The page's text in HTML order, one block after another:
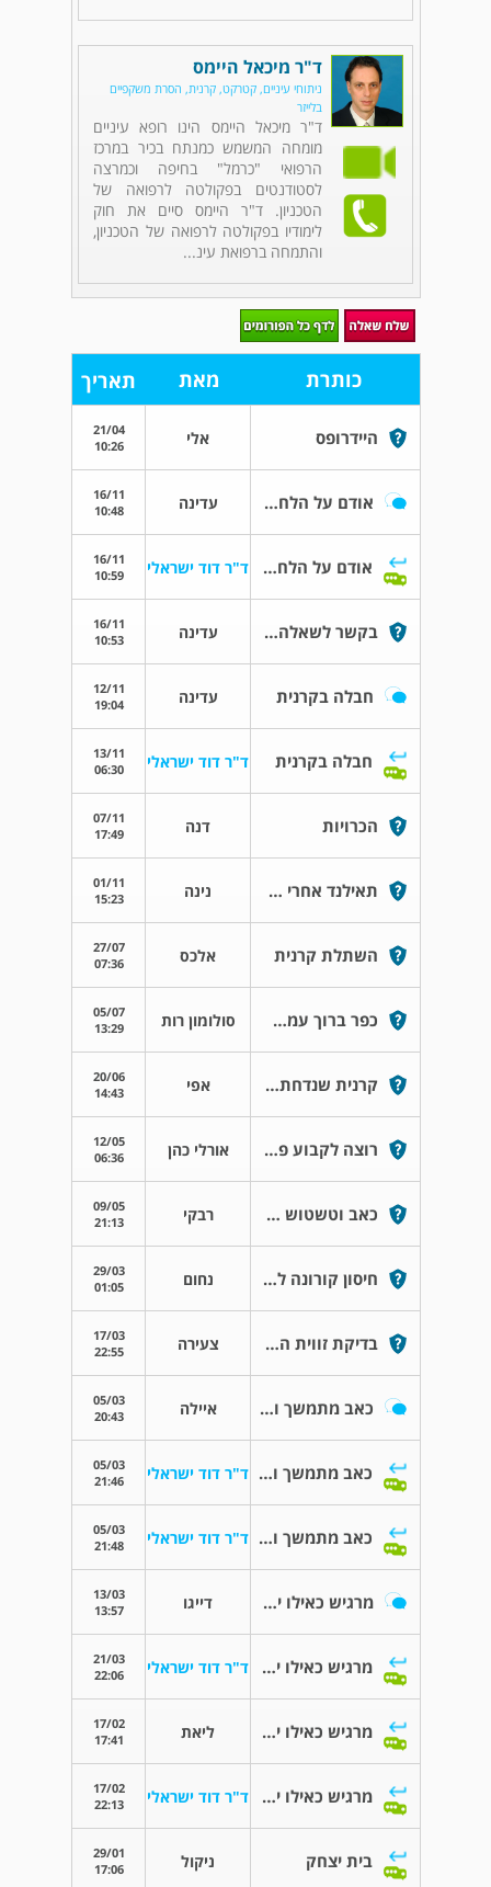
ד"ר מיכאל היימס
ניתוחי עיניים, קטרקט, קרנית, הסרת משקפיים
בלייזר
ד"ר מיכאל היימס הינו רופא עיניים
מומחה המשמש כמנתח בכיר במרכז
הרפואי "כרמל" בחיפה וכמרצה
לסטודנטים בפקולטה לרפואה של
הטכניון. ד"ר היימס סיים את חוק
לימודיו בפקולטה לרפואה של הטכניון,
והתמחה ברפואת עינ...
כותרת מאת תאריך
היידרופס אלי
21/04
10:26
אודם על הלחמית בעין ימין עדינה
16/11
10:48
אודם על הלחמית בעין ימין ד"ר דוד ישראלי
16/11
10:59
בקשר לשאלה על האדמומיות בעין עדינה
16/11
10:53
חבלה בקרנית עדינה
12/11
19:04
חבלה בקרנית ד"ר דוד ישראלי
13/11
06:30
הכרויות דנה
07/11
17:49
תאילנד אחרי שבוע נינה
01/11
15:23
השתלת קרנית אלכס
27/07
07:36
כפר ברוך עמק יזרעאל סולומון רות
05/07
13:29
קרנית שנדחתה ועדשה נפלה אפי
20/06
14:43
רוצה לקבוע פגישת יעוץ אורלי כהן
12/05
06:36
כאב וטשטוש בראיה רבקי
09/05
21:13
חיסון קורונה למושתלי קרנית נחום
29/03
01:05
בדיקת זווית הניקוז עם עדשה צעירה
17/03
22:55
כאב מתמשך ומחמיר בצד העין איילה
05/03
20:43
כאב מתמשך ומחמיר בצד העין ד"ר דוד ישראלי
05/03
21:46
כאב מתמשך ומחמיר בצד העין ד"ר דוד ישראלי
05/03
21:48
מרגיש כאילו יש לי משהו בעין וזה נורא מציק דייגו
13/03
13:57
מרגיש כאילו יש לי משהו בעין וזה נורא מציק ד"ר דוד ישראלי
21/03
22:06
מרגיש כאילו יש לי משהו בעין וזה נורא מציק ליאת
17/02
17:41
מרגיש כאילו יש לי משהו בעין וזה נורא מציק ד"ר דוד ישראלי
17/02
22:13
בית יצחק ניקול
29/01
17:06